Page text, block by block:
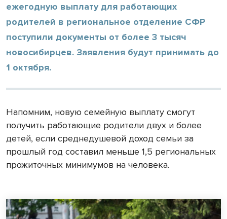
ежегодную выплату для работающих
родителей в региональное отделение СФР
поступили документы от более 3 тысяч
новосибирцев. Заявления будут принимать до
1 октября.
Напомним, новую семейную выплату смогут
получить работающие родители двух и более
детей, если среднедушевой доход семьи за
прошлый год составил меньше 1,5 региональных
прожиточных минимумов на человека.